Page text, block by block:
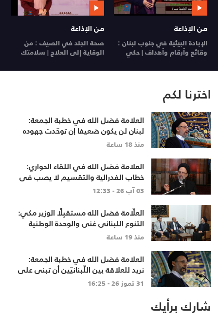
من الإذاعة
الإبادة البيئية في جنوب لبنان :
وقائع وأرقام وأهداف | حكي
مسؤول
من الإذاعة
صحة الجلد في الصيف : من
الوقاية إلى العلاج | سلامتك
اخترنا لكم
العلامة فضل الله في خطبة الجمعة:
لبنان لن يكون ضعيفًا إن توحّدت جهوده
وخرج الجميع من حساباتهم الخاصّة
منذ 18 ساعة
العلامة فضل الله في اللقاء الحواري:
خطاب الفدرالية والتقسيم لا يصب في
مصلحة أحد
03 آب 26 - 12:33
العلّامة فضل الله مستقبِلًا الوزير مكي:
التنوع اللبناني غنى والوحدة الوطنية
أساس
منذ 19 ساعة
العلامة فضل الله في خطبة الجمعة:
نريد للعلاقة بين اللّبنانيّين أن تبنى على
الاحترام المتبادل، والانتماء الوطنيّ
الجامع
31 تموز 26 - 16:25
شارك برأيك